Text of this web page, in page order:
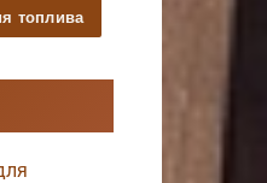
топлива